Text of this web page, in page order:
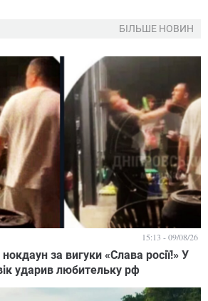
БІЛЬШЕ НОВИН
за вигуки «Слава росії!» У
ударив любительку рф
15:13 - 09/08/26